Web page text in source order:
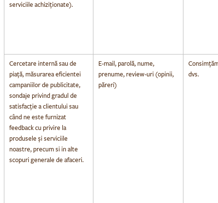
serviciile achiziționate).
Cercetare internă sau de
piață, măsurarea eficientei
campaniilor de publicitate,
sondaje privind gradul de
satisfacție a clientului sau
când ne este furnizat
feedback cu privire la
produsele și serviciile
noastre, precum si in alte
scopuri generale de afaceri.
E-mail, parolă, nume,
prenume, review-uri (opinii,
păreri)
dvs.